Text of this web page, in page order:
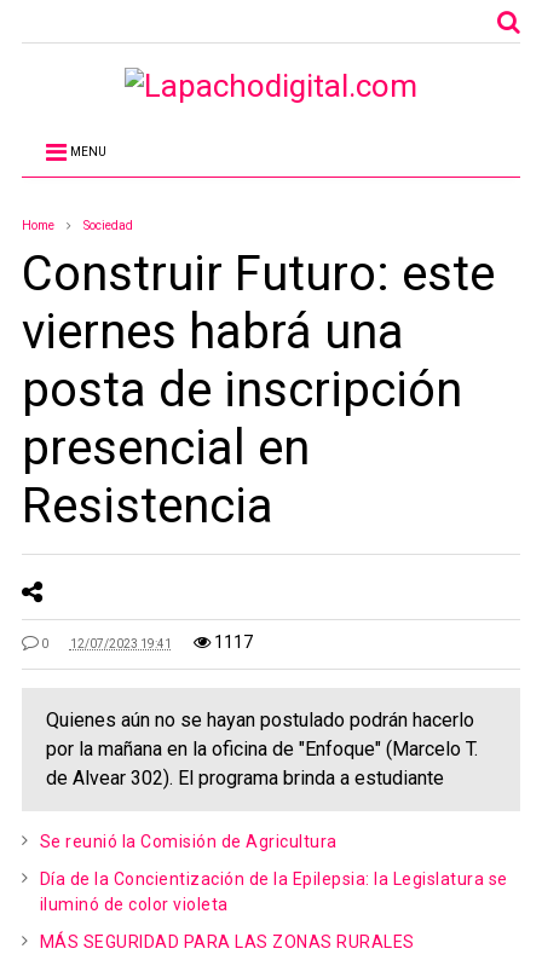
MENU
Home Sociedad
Construir Futuro: este
viernes habrá una
posta de inscripción
presencial en
Resistencia
0 12/07/2023 19:41 1117
Quienes aún no se hayan postulado podrán hacerlo
por la mañana en la oficina de "Enfoque" (Marcelo T.
de Alvear 302). El programa brinda a estudiante
Se reunió la Comisión de Agricultura
Día de la Concientización de la Epilepsia: la Legislatura se
iluminó de color violeta
MÁS SEGURIDAD PARA LAS ZONAS RURALES